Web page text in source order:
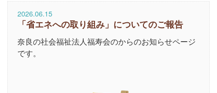
2026.06.15
「省エネへの取り組み」についてのご報告
奈良の社会福祉法人福寿会のからのお知らせページ
です。